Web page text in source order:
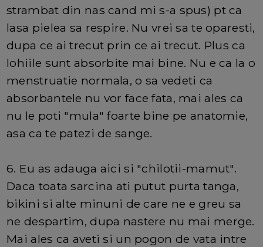
strambat din nas cand mi s-a spus) pt ca
lasa pielea sa respire. Nu vrei sa te oparesti,
dupa ce ai trecut prin ce ai trecut. Plus ca
lohiile sunt absorbite mai bine. Nu e ca la o
menstruatie normala, o sa vedeti ca
absorbantele nu vor face fata, mai ales ca
nu le poti "mula" foarte bine pe anatomie,
asa ca te patezi de sange.
6. Eu as adauga aici si "chilotii-mamut".
Daca toata sarcina ati putut purta tanga,
bikini si alte minuni de care ne e greu sa
ne despartim, dupa nastere nu mai merge.
Mai ales ca aveti si un pogon de vata intre